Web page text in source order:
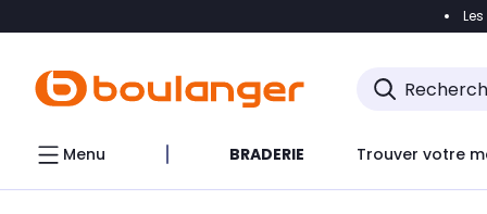
Accéder
Menu BRADERIE Trouver votre